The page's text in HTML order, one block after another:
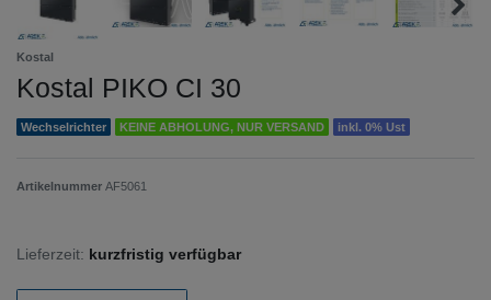
Kostal
Kostal PIKO CI 30
Wechselrichter KEINE ABHOLUNG, NUR VERSAND inkl. 0% Ust
Artikelnummer AF5061
Lieferzeit: kurzfristig verfügbar